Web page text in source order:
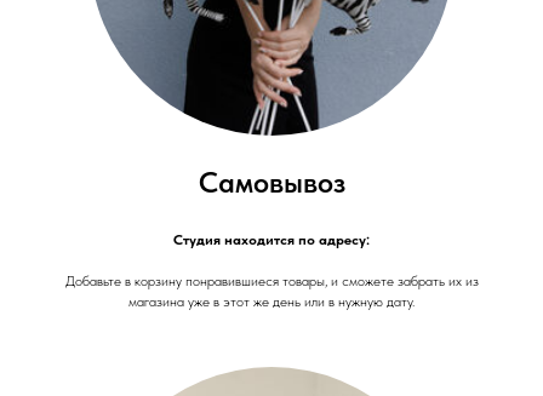
Самовывоз
Студия находится по адресу:
Добавьте в корзину понравившиеся товары, и сможете забрать их из
магазина уже в этот же день или в нужную дату.